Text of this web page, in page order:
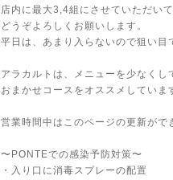
店内に最大3,4組にさせていただいて
どうぞよろしくお願いします。
平日は、あまり入らないので狙い目
アラカルトは、メニューを少なくし
おまかせコースをオススメしていま
営業時間中はこのページの更新がで
〜PONTEでの感染予防対策〜
・入り口に消毒スプレーの配置